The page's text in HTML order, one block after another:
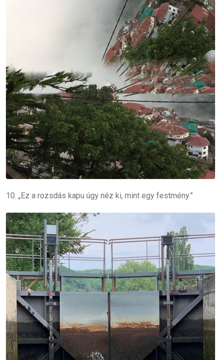
10. „Ez a rozsdás kapu úgy néz ki, mint egy festmény.”